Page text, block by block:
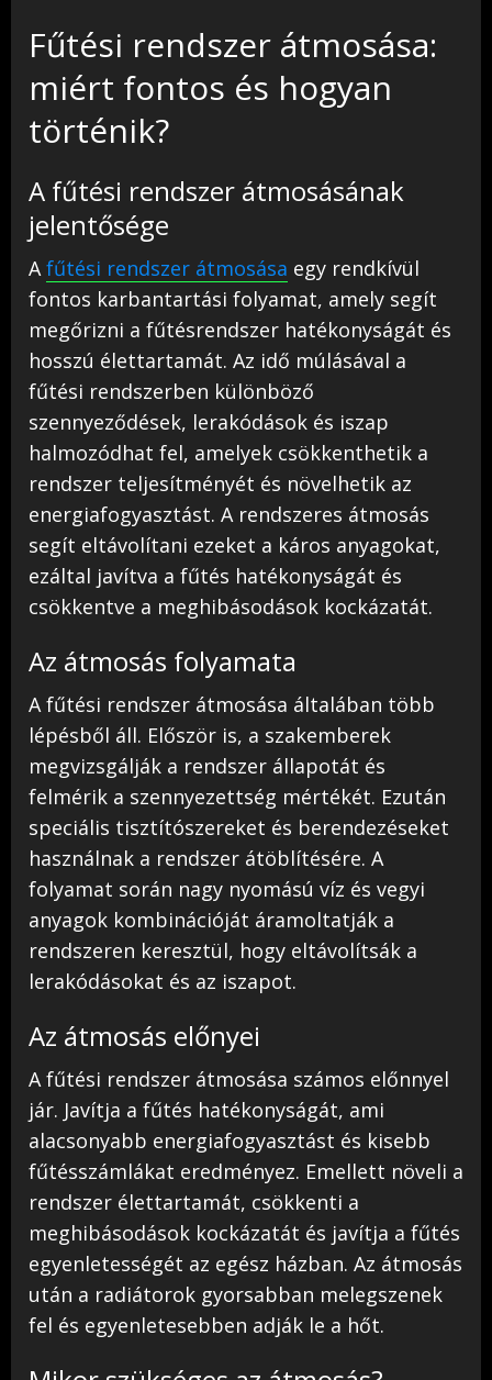
Fűtési rendszer átmosása:
miért fontos és hogyan
történik?
A fűtési rendszer átmosásának
jelentősége
Afűtési rendszer átmosása egy rendkívül
fontos karbantartási folyamat, amely segít
megőrizni a fűtésrendszer hatékonyságát és
hosszú élettartamát. Az idő múlásával a
fűtési rendszerben különböző
szennyeződések, lerakódások és iszap
halmozódhat fel, amelyek csökkenthetik a
rendszer teljesítményét és növelhetik az
energiafogyasztást. A rendszeres átmosás
segít eltávolítani ezeket a káros anyagokat,
ezáltal javítva a fűtés hatékonyságát és
csökkentve a meghibásodások kockázatát.
Az átmosás folyamata
A fűtési rendszer átmosása általában több
lépésből áll. Először is, a szakemberek
megvizsgálják a rendszer állapotát és
felmérik a szennyezettség mértékét. Ezután
speciális tisztítószereket és berendezéseket
használnak a rendszer átöblítésére. A
folyamat során nagy nyomású víz és vegyi
anyagok kombinációját áramoltatják a
rendszeren keresztül, hogy eltávolítsák a
lerakódásokat és az iszapot.
Az átmosás előnyei
A fűtési rendszer átmosása számos előnnyel
jár. Javítja a fűtés hatékonyságát, ami
alacsonyabb energiafogyasztást és kisebb
fűtésszámlákat eredményez. Emellett növeli a
rendszer élettartamát, csökkenti a
meghibásodások kockázatát és javítja a fűtés
egyenletességét az egész házban. Az átmosás
után a radiátorok gyorsabban melegszenek
fel és egyenletesebben adják le a hőt.